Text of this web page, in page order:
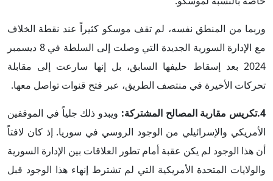
وربما من المنطق نفسه، لم تقف موسكو كثيراً عند نقطة الخلاف
مع الإدارة السورية الجديدة التي وصلت إلى السلطة في 8 ديسمبر
2024 بعد إسقاط حليفها السابق، بل إنها سارعت إلى مقابلة
تحركات الأخيرة في منتصف الطريق، عبر فتح قنوات تواصل معها.
4.تكريس مقاربة المصالح المشتركة:
ويبدو ذلك جلياً في الموقفين
الأمريكي والإسرائيلي من الوجود الروسي في سوريا. إذ كان لافتاً
أن هذا الوجود لم يكن عقبة أمام تطور العلاقات بين الإدارة السورية
والولايات المتحدة الأمريكية التي لم تشترط إنهاء هذا الوجود قبل